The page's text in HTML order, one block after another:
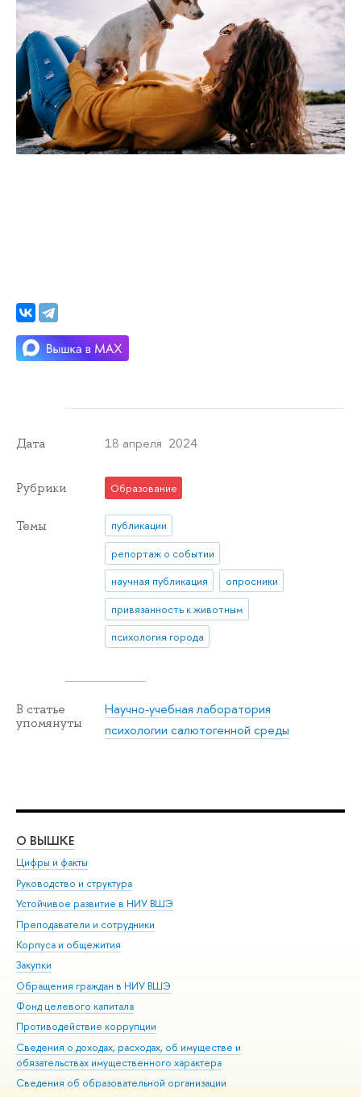
Дата 18 апреля 2024
Рубрики Образование
Темы
публикации
репортаж о событии
научная публикация
опросники
привязанность к животным
психология города
В статье
упомянуты
Научно-учебная лаборатория
психологии салютогенной среды
О ВЫШКЕ
Цифры и факты
Руководство и структура
Устойчивое развитие в НИУ ВШЭ
Преподаватели и сотрудники
Корпуса и общежития
Закупки
Обращения граждан в НИУ ВШЭ
Фонд целевого капитала
Противодействие коррупции
Сведения о доходах, расходах, об имуществе и
обязательствах имущественного характера
Сведения об образовательной организации